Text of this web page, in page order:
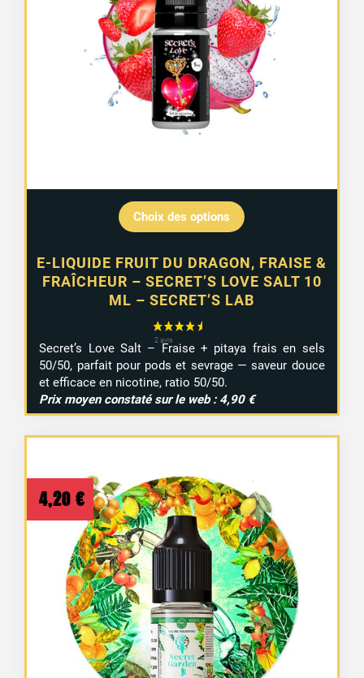
Choix des options
E-LIQUIDE FRUIT DU DRAGON, FRAISE &
FRAÎCHEUR – SECRET’S LOVE SALT 10
ML – SECRET’S LAB
Secret’s Love Salt – Fraise + pitaya frais en sels
50/50, parfait pour pods et sevrage — saveur douce
et efficace en nicotine, ratio 50/50.
Prix moyen constaté sur le web : 4,90 €
4,20 €